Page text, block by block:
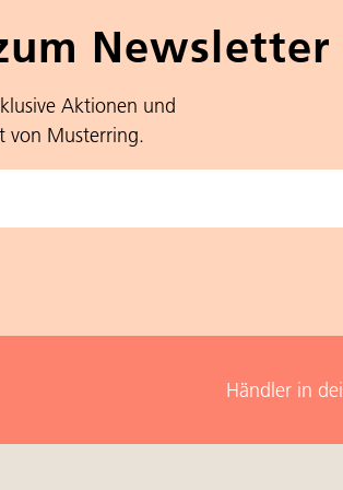
Newsletter
Aktionen und
von Musterring.
Händler in